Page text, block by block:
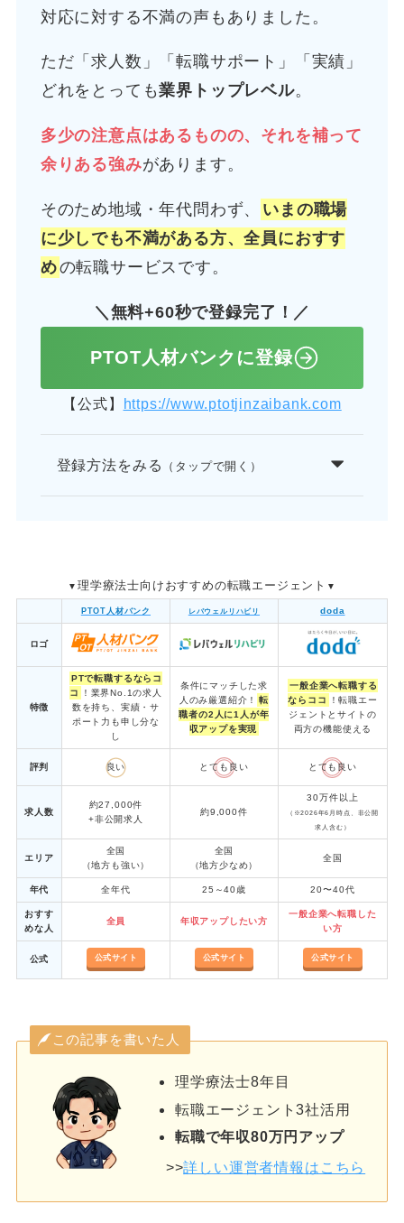
対応に対する不満の声もありました。
ただ「求人数」「転職サポート」「実績」
どれをとっても業界トップレベル。
多少の注意点はあるものの、それを補って
余りある強みがあります。
そのため地域・年代問わず、
いまの職場
に少しでも不満がある方、全員におすす
めの転職サービスです。
＼無料+60秒で登録完了！／
PTOT人材バンクに登録
【公式】 https://www.ptotjinzaibank.com
登録方法をみる （タップで開く）
▼ 理学療法士向け おすすめの転職エージェント ▼
PTOT人材バンク レバウェルリハビリ doda
ロゴ
特徴
PTで転職するならコ
コ
！業界No.1の求人
数を持ち、実績・サ
ポート力も申し分な
し
条件にマッチした求
人のみ厳選紹介！
転
職者の2人に1人が年
収アップを実現
一般企業へ転職する
ならココ
！転職エー
ジェントとサイトの
両方の機能使える
評判 良い とても良い とても良い
求人数
約27,000件
+非公開求人
約9,000件
30万件以上
（※2026年6月時点、非公開
求人含む）
エリア
全国
（地方も強い）
全国
（地方少なめ）
全国
年代 全年代 25～40歳 20〜40代
おすす
めな人
全員 年収アップしたい方
一般企業へ転職した
い方
公式 公式サイト 公式サイト 公式サイト
この記事を書いた人
理学療法士8年目
転職エージェント3社活用
転職で年収80万円アップ
>>詳しい運営者情報はこちら